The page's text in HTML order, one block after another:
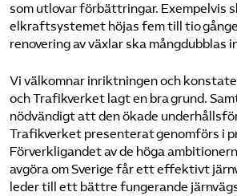
som utlovar förbättringar. Exempelvis
elkraftsystemet höjas fem till tio
renovering av växlar ska mångdubblas
Vi välkomnar inriktningen och
och Trafikverket lagt en bra grund.
nödvändigt att den ökade
Trafikverket presenterat genomförs i
Förverkligandet av de höga
avgöra om Sverige får ett effektivt
leder till ett bättre fungerande